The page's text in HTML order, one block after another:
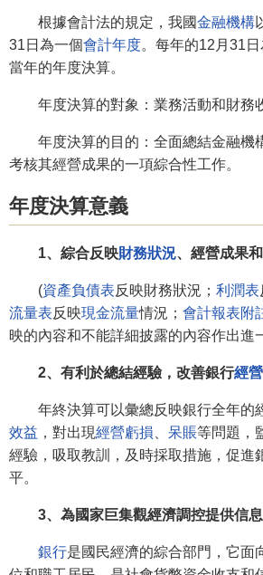
根據會計法的規定，我國金融機構
31日為一個會計年度。每年的12月31
當年的年度決算。
年度決算的對象：業務活動和財務
年度決算的目的：全面總結金融機
考核其經營成果的一項綜合性工作。
年度決算意義
1、綜合反映財務狀況、經營成果
(資產負債表反映財務狀況； 利潤表
流量表反映現金流量情況； 會計報表附
映的內容和不能詳細披露的內容作出進
2、有利於總結經驗，改善銀行經
年終決算可以彙總反映銀行全年的
效益 ，對出現經營虧損 呆賬等問題，
經驗，吸取教訓，及時採取措施，促進
平。
3、為國家巨集觀經濟調控提供信息
銀行是國民經濟的綜合部門，它面